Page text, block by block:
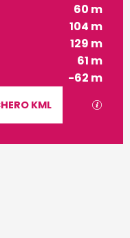
60 m
104 m
129 m
61 m
-62 m
KML Los